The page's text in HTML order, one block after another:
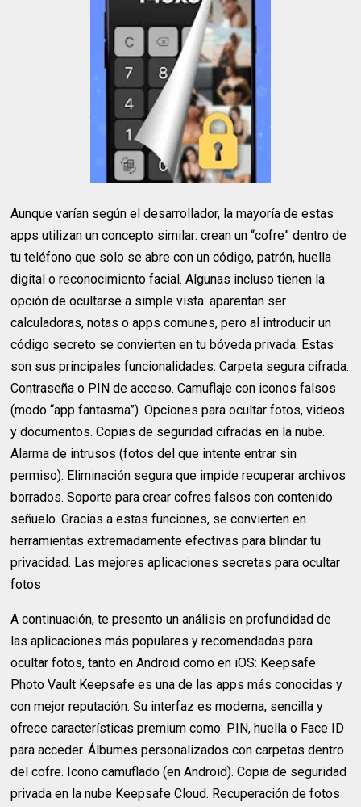
Aunque varían según el desarrollador, la mayoría de estas
apps utilizan un concepto similar: crean un “cofre” dentro de
tu teléfono que solo se abre con un código, patrón, huella
digital o reconocimiento facial. Algunas incluso tienen la
opción de ocultarse a simple vista: aparentan ser
calculadoras, notas o apps comunes, pero al introducir un
código secreto se convierten en tu bóveda privada. Estas
son sus principales funcionalidades: Carpeta segura cifrada.
Contraseña o PIN de acceso. Camuflaje con iconos falsos
(modo “app fantasma”). Opciones para ocultar fotos, videos
y documentos. Copias de seguridad cifradas en la nube.
Alarma de intrusos (fotos del que intente entrar sin
permiso). Eliminación segura que impide recuperar archivos
borrados. Soporte para crear cofres falsos con contenido
señuelo. Gracias a estas funciones, se convierten en
herramientas extremadamente efectivas para blindar tu
privacidad. Las mejores aplicaciones secretas para ocultar
fotos
A continuación, te presento un análisis en profundidad de
las aplicaciones más populares y recomendadas para
ocultar fotos, tanto en Android como en iOS: Keepsafe
Photo Vault Keepsafe es una de las apps más conocidas y
con mejor reputación. Su interfaz es moderna, sencilla y
ofrece características premium como: PIN, huella o Face ID
para acceder. Álbumes personalizados con carpetas dentro
del cofre. Icono camuflado (en Android). Copia de seguridad
privada en la nube Keepsafe Cloud. Recuperación de fotos